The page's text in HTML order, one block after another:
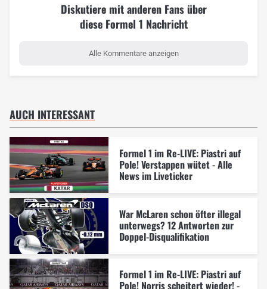
Diskutiere mit anderen Fans über
diese Formel 1 Nachricht
Alle Kommentare anzeigen
AUCH INTERESSANT
Formel 1 im Re-LIVE: Piastri auf
Pole! Verstappen wütet - Alle
News im Liveticker
War McLaren schon öfter illegal
unterwegs? 12 Antworten zur
Doppel-Disqualifikation
Formel 1 im Re-LIVE: Piastri auf
Pole! Norris scheitert wieder! -